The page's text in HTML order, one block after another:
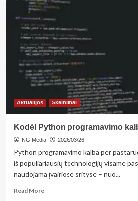
Biožidiniai
–
dizaino
idėjos
ir
tendencijos
Aktualijos Skelbimai
Kodėl Python programavimo
NG Media 2026/03/26
Python programavimo kalba per
iš populiariausių technologijų visame
naudojama įvairiose srityse – nuo...
Read MoreRead